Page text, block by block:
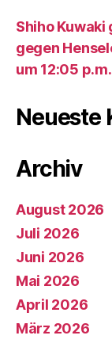
Shiho Kuwaki
gegen
um 12:05 p.m.
Neueste
Archiv
August 2026
Juli 2026
Juni 2026
Mai 2026
April 2026
März 2026